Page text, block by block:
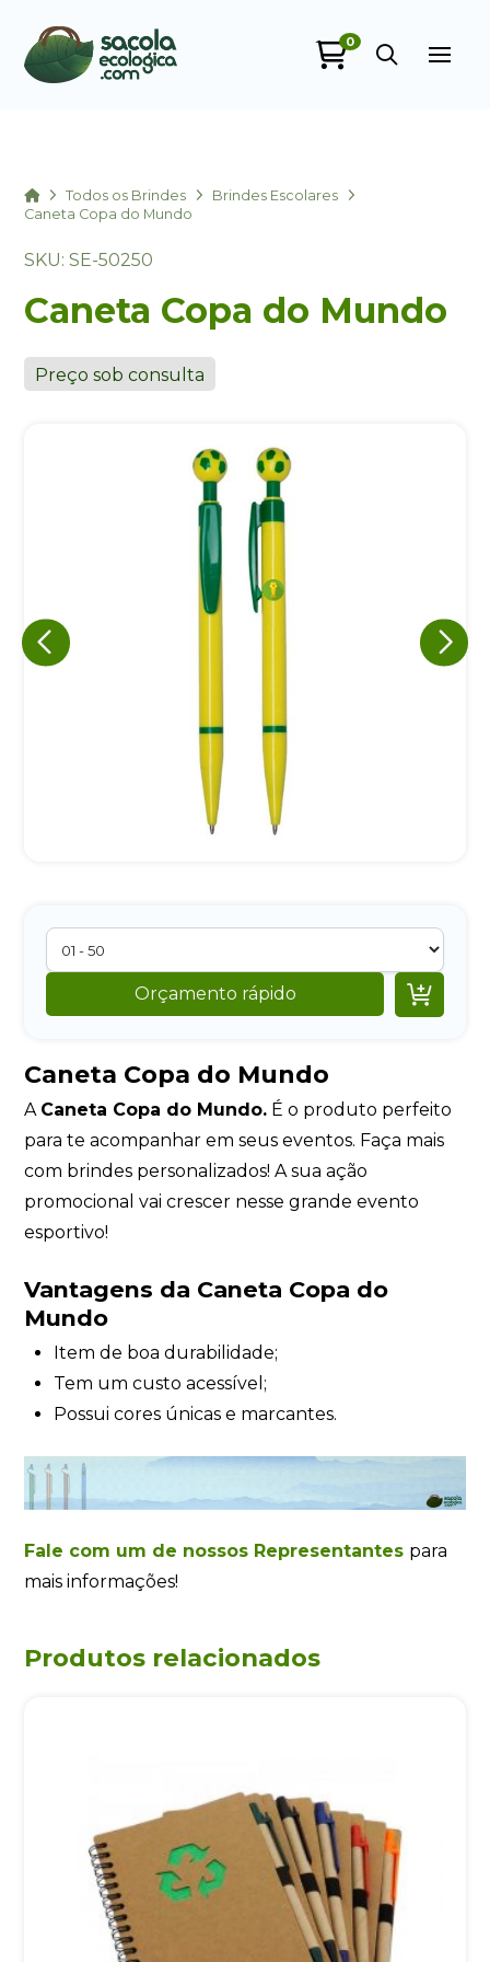
0
HomeTodos os Brindes
Brindes Escolares
Caneta Copa do Mundo
SKU: SE-50250
Caneta Copa do Mundo
Preço sob consulta
Orçamento rápido 
Caneta Copa do Mundo
A Caneta Copa do Mundo. É o produto perfeito
para te acompanhar em seus eventos. Faça mais
com brindes personalizados! A sua ação
promocional vai crescer nesse grande evento
esportivo!
Vantagens da Caneta Copa do
Mundo
Item de boa durabilidade;
Tem um custo acessível;
Possui cores únicas e marcantes.
Fale com um de nossos Representantes para
mais informações!
Produtos relacionados
+55
Eu concordo em receber comunicações.
A nossa empresa está comprometida a proteger e respeitar
sua privacidade, utilizaremos seus dados apenas para fins
Iniciar conversa